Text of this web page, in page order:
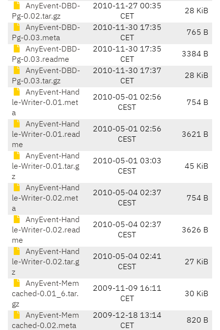
AnyEvent-DBD-
Pg-0.02.tar.gz
2010-11-27 00:35
CET
28 KiB
AnyEvent-DBD-
Pg-0.03.meta
2010-11-30 17:35
CET
765 B
AnyEvent-DBD-
Pg-0.03.readme
2010-11-30 17:35
CET
3384 B
AnyEvent-DBD-
Pg-0.03.tar.gz
2010-11-30 17:37
CET
28 KiB
AnyEvent-Hand
le-Writer-0.01.met
a
2010-05-01 02:56
CEST
754 B
AnyEvent-Hand
le-Writer-0.01.read
me
2010-05-01 02:56
CEST
3621 B
AnyEvent-Hand
le-Writer-0.01.tar.g
z
2010-05-01 03:03
CEST
45 KiB
AnyEvent-Hand
le-Writer-0.02.met
a
2010-05-04 02:37
CEST
754 B
AnyEvent-Hand
le-Writer-0.02.read
me
2010-05-04 02:37
CEST
3626 B
AnyEvent-Hand
le-Writer-0.02.tar.g
z
2010-05-04 02:41
CEST
27 KiB
AnyEvent-Mem
cached-0.01_6.tar.
gz
2009-11-09 16:11
CET
30 KiB
AnyEvent-Mem
cached-0.02.meta
2009-12-18 13:14
CET
820 B